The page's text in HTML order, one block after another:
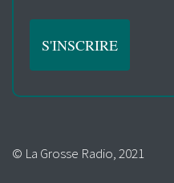
© La Grosse Radio, 2021